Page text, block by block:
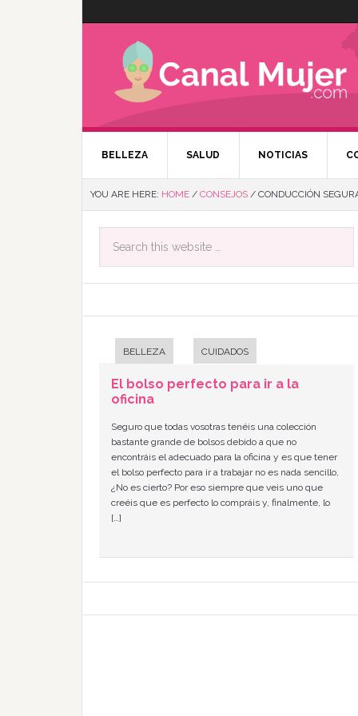
BELLEZA SALUD NOTICIAS
YOU ARE HERE: HOME / CONSEJOS / CONDUCCIÓN
BELLEZA CUIDADOS
El bolso perfecto para ir a la
oficina
Seguro que todas vosotras tenéis una colección
bastante grande de bolsos debido a que no
encontráis el adecuado para la oficina y es que tener
el bolso perfecto para ir a trabajar no es nada sencillo,
¿No es cierto? Por eso siempre que veis uno que
creéis que es perfecto lo compráis y, finalmente, lo
[…]